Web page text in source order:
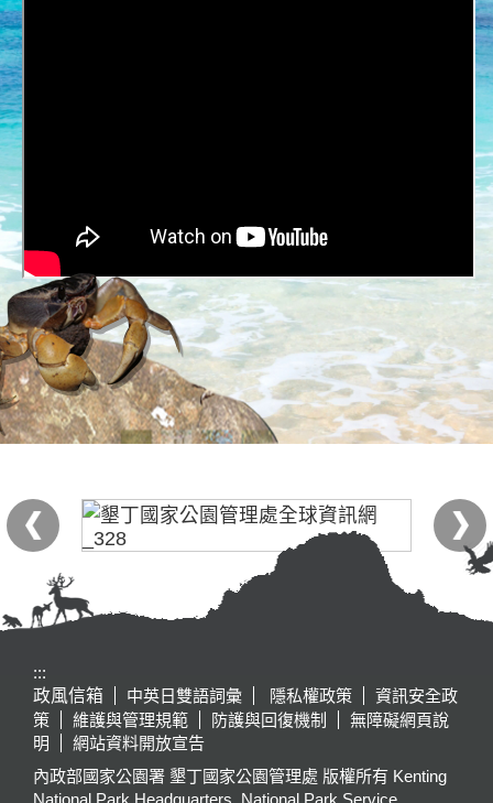
:::
政風信箱
中英日雙語詞彙 隱私權政策
資訊安全政
策
維護與管理規範 防護與回復機制
無障礙網頁說
明
網站資料開放宣告
內政部國家公園署 墾丁國家公園管理處 版權所有 Kenting
National Park Headquarters, National Park Service,